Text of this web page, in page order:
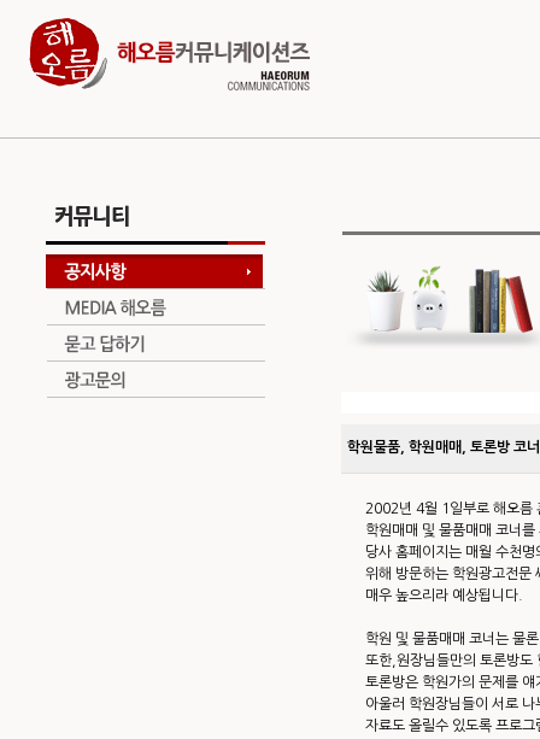
학원물품, 학원매매, 토론방 코
2002년 4월 1일부로 해오름
학원매매 및 물품매매 코너를
당사 홈페이지는 매월 수천
위해 방문하는 학원광고전문
매우 높으리라 예상됩니다.
학원 및 물품매매 코너는 물
또한,원장님들만의 토론방도
토론방은 학원가의 문제를
아울러 학원장님들이 서로
자료도 올릴수 있도록 프로